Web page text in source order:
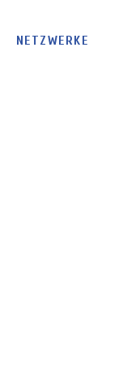
NETZWERKE